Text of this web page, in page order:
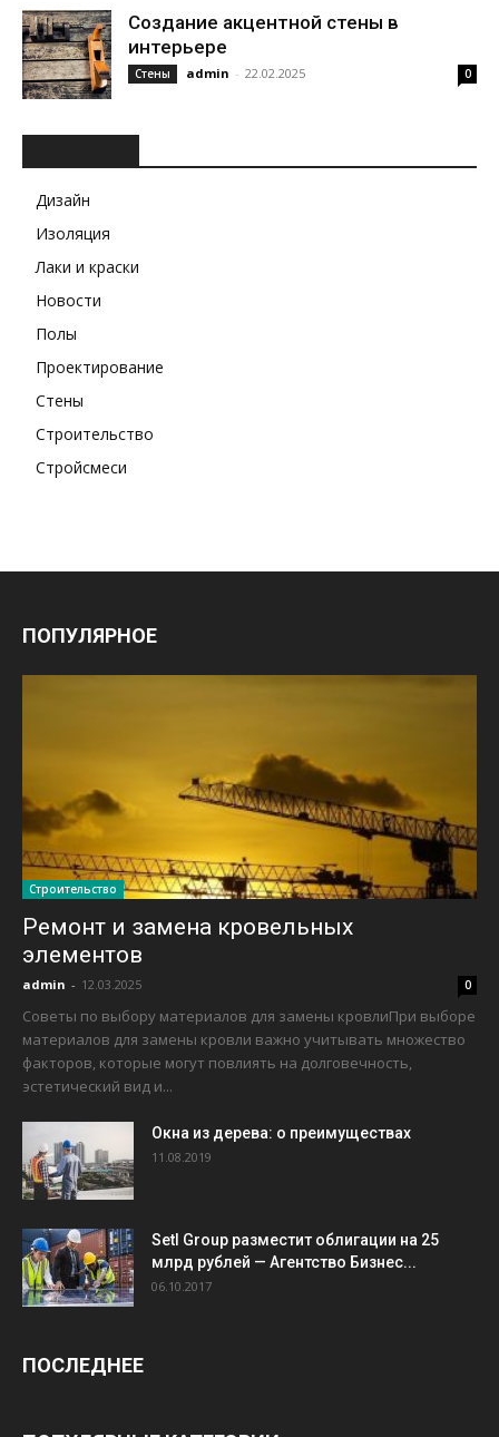
Создание акцентной стены в
интерьере
Стены admin - 22.02.2025 0
Дизайн
Изоляция
Лаки и краски
Новости
Полы
Проектирование
Стены
Строительство
Стройсмеси
ПОПУЛЯРНОЕ
Строительство
Ремонт и замена кровельных
элементов
admin - 12.03.2025 0
Советы по выбору материалов для замены кровлиПри выборе
материалов для замены кровли важно учитывать множество
факторов, которые могут повлиять на долговечность,
эстетический вид и...
Окна из дерева: о преимуществах
11.08.2019
Setl Group разместит облигации на 25
млрд рублей — Агентство Бизнес...
06.10.2017
ПОСЛЕДНЕЕ